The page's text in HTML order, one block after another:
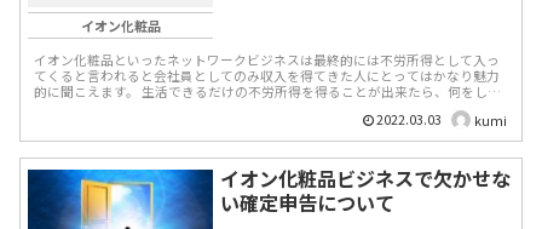
イオン化粧品
イオン化粧品といったネットワークビジネスは最終的には不労所得として入っ
てくると言われると会社員としてのみ収入を得てきた人にとってはかなり魅力
的に聞こえます。 生活できるだけの不労所得を得ることが出来たら、何をした
2022.03.03 kumi
イオン化粧品ビジネスで欠かせな
い確定申告について